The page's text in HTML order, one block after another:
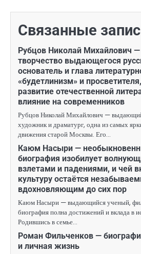
Связанные
Рубцов Николай Михайлович
творчество выдающегося
основатель и глава
«будетлинизм» и
развитие отечественной
влияние на современников
Рубцов Николай Михайлович —
художник и драматург, одна из самых
движения старой Москвы. Его…
Каюм Насыри —
биография изобилует
взлетами и падениями, и чей
культуру остаётся
вдохновляющим до сих пор
Каюм Насыри — выдающийся ученый,
биография полна достижений и вклада в
Родившись в семье…
Роман Фильченков —
и личная жизнь